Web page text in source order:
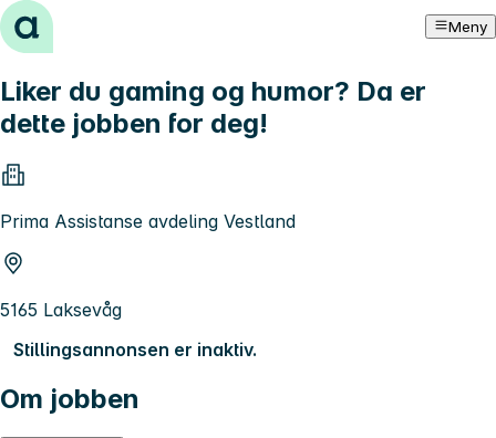
Hopp til innhold Meny
Liker du gaming og humor? Da er
dette jobben for deg!
Prima Assistanse avdeling Vestland
5165 Laksevåg
Stillingsannonsen er inaktiv.
Om jobben